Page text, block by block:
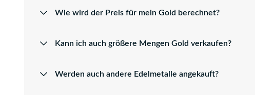
Wie wird der Preis für mein Gold berechnet?
Kann ich auch größere Mengen Gold verkaufen?
Werden auch andere Edelmetalle angekauft?